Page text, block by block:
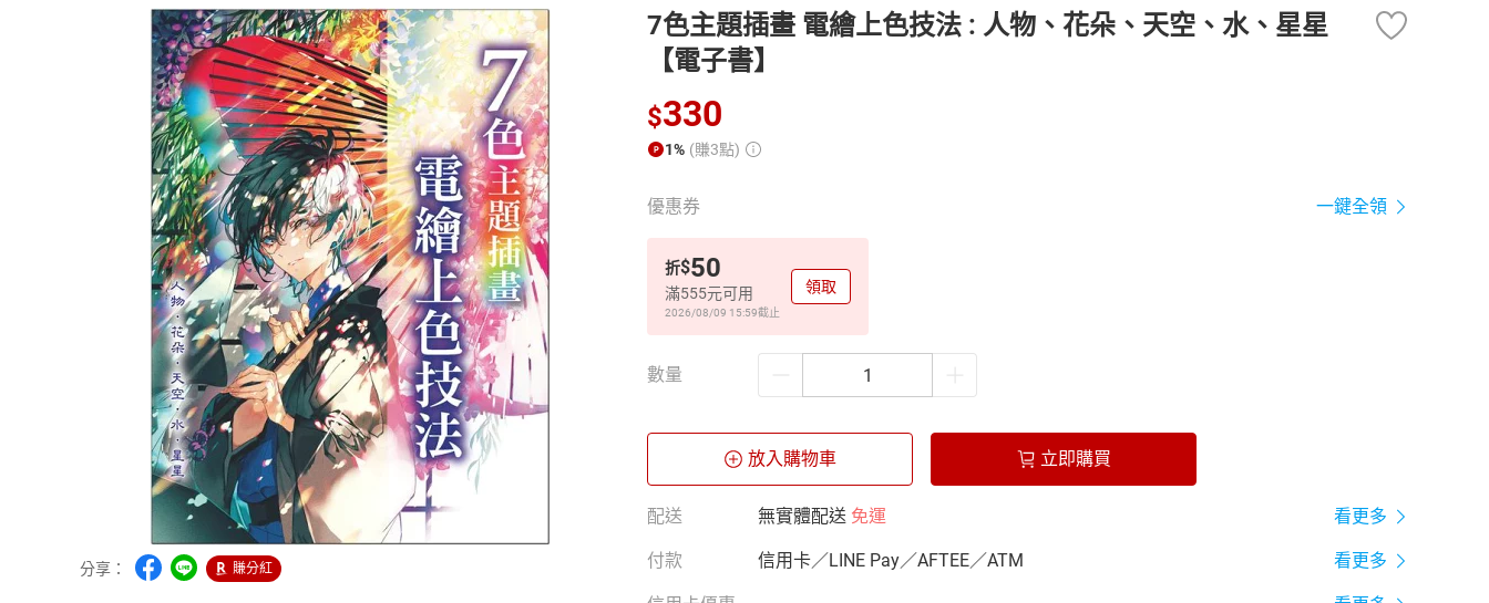
分享： 賺分紅
7色主題插畫 電繪上色技法 : 人物、花朵、天空、水、星星
【電子書】
$330
1% (賺3點)
優惠券 一鍵全領
折$50
滿555元可用
2026/08/09 15:59截止
領取
數量
放入購物車 立即購買
配送 無實體配送 免運 看更多
付款 信用卡／LINE Pay／AFTEE／ATM 看更多